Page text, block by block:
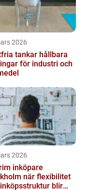
2026
tankar hållbara
för industri och
2026
inköpare
flexibilitet
blir